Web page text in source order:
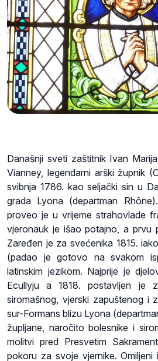
Današnji sveti zaštitnik Ivan
Vianney, legendarni arški župnik
svibnja 1786. kao seljački sin u
grada Lyona (departman
proveo je u vrijeme strahovlade
vjeronauk je išao potajno, a prvu
Zaređen je za svećenika 1815.
(padao je gotovo na svakom
latinskim jezikom. Najprije je
Ecullyju a 1818. postavljen je
siromašnog, vjerski zapuštenog i
sur-Formans blizu Lyona
župljane, naročito bolesnike i
molitvi pred Presvetim
pokoru za svoje vjernike. Omiljeni